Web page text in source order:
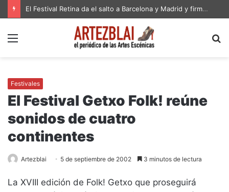
El Festival Retina da el salto a Barcelona y Madrid y firma su edición más ambiciosa en Zaragoza
Menú
Festivales
El Festival Getxo Folk! reúne
sonidos de cuatro
continentes
Artezblai 5 de septiembre de 2002 3 minutos de lectura
La XVIII edición de Folk! Getxo que proseguirá